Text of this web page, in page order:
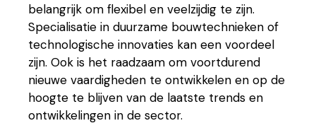
belangrijk om flexibel en veelzijdig te zijn.
Specialisatie in duurzame bouwtechnieken of
technologische innovaties kan een voordeel
zijn. Ook is het raadzaam om voortdurend
nieuwe vaardigheden te ontwikkelen en op de
hoogte te blijven van de laatste trends en
ontwikkelingen in de sector.